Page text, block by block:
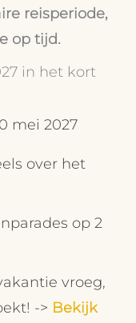
reisperiode,
op tijd.
in het kort
mei 2027
over het
op 2
vroeg,
-> Bekijk